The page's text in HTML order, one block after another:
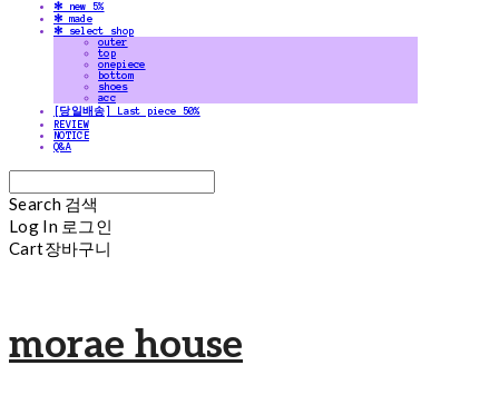
✻ new 5%
✻ made
✻ select shop
outer
top
onepiece
bottom
shoes
acc
[당일배송] Last piece 50%
REVIEW
NOTICE
Q&A
Search 검색
Log In 로그인
Cart장바구니
morae house